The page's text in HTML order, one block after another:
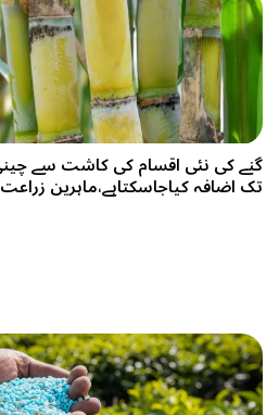
تک اضافہ کیاجاسکتاہے،ماہرین زراعت